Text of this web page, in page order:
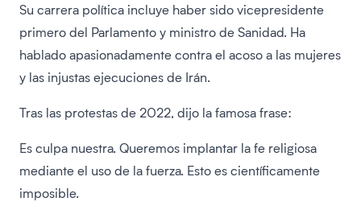
Su carrera política incluye haber sido vicepresidente
primero del Parlamento y ministro de Sanidad. Ha
hablado apasionadamente contra el acoso a las mujeres
y las injustas ejecuciones de Irán.
Tras las protestas de 2022, dijo la famosa frase:
Es culpa nuestra. Queremos implantar la fe religiosa
mediante el uso de la fuerza. Esto es científicamente
imposible.